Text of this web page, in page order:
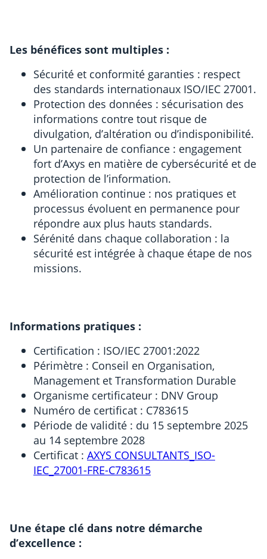
Les bénéfices sont multiples :
Sécurité et conformité garanties : respect
des standards internationaux ISO/IEC 27001.
Protection des données : sécurisation des
informations contre tout risque de
divulgation, d’altération ou d’indisponibilité.
Un partenaire de confiance : engagement
fort d’Axys en matière de cybersécurité et de
protection de l’information.
Amélioration continue : nos pratiques et
processus évoluent en permanence pour
répondre aux plus hauts standards.
Sérénité dans chaque collaboration : la
sécurité est intégrée à chaque étape de nos
missions.
Informations pratiques :
Certification : ISO/IEC 27001:2022
Périmètre : Conseil en Organisation,
Management et Transformation Durable
Organisme certificateur : DNV Group
Numéro de certificat : C783615
Période de validité : du 15 septembre 2025
au 14 septembre 2028
Certificat : AXYS CONSULTANTS_ISO-
IEC_27001-FRE-C783615
Une étape clé dans notre démarche
d’excellence :